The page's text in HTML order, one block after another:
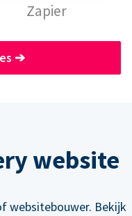
Zapier
➔
website
websitebouwer. Bekijk